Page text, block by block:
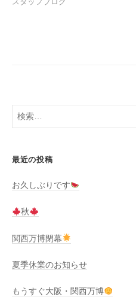
検
最近の投稿
お久しぶりです
秋
関西万博閉幕
夏季休業のお知らせ
もうすぐ大阪・関西万博